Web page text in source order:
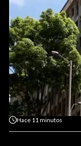
Hace 11 minutos